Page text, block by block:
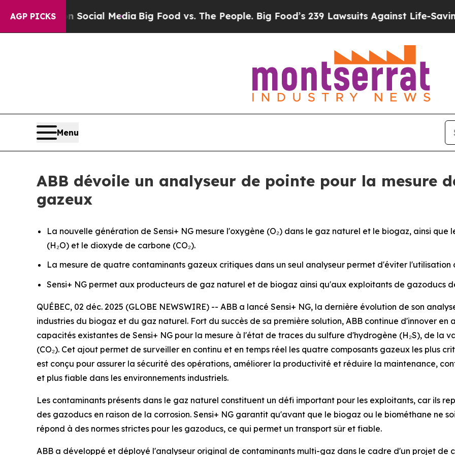
AGP PICKS
on Social Media Big Food vs. The People. Big Food’s 239 Lawsuits Against Life-Saving
Menu
ABB dévoile un analyseur de pointe pour la mesure
gazeux
La nouvelle génération de Sensi+ NG mesure l'oxygène (O₂) dans le gaz naturel et le biogaz, ainsi
(H₂O) et le dioxyde de carbone (CO₂).
La mesure de quatre contaminants gazeux critiques dans un seul analyseur permet d'éviter l'utilisation
Sensi+ NG permet aux producteurs de gaz naturel et de biogaz ainsi qu'aux exploitants de gazoducs
QUÉBEC, 02 déc. 2025 (GLOBE NEWSWIRE) -- ABB a lancé Sensi+ NG, la dernière évolution de son
industries du biogaz et du gaz naturel. Fort du succès de sa première solution, ABB continue d'innover en
capacités existantes de Sensi+ NG pour la mesure à l'état de traces du sulfure d'hydrogène (H₂S), de la
(CO₂). Cet ajout permet de surveiller en continu et en temps réel les quatre composants gazeux les plus
est conçu pour assurer la sécurité des opérations, améliorer la productivité et réduire la maintenance,
et plus fiable dans les environnements industriels.
Les contaminants présents dans le gaz naturel constituent un défi important pour les exploitants, car ils
des gazoducs en raison de la corrosion. Sensi+ NG garantit qu'avant que le biogaz ou le biométhane ne
répond à des normes strictes pour les gazoducs, ce qui permet un transport sûr et fiable.
ABB a développé et déployé l'analyseur original de contaminants multi-gaz dans le cadre d'un projet